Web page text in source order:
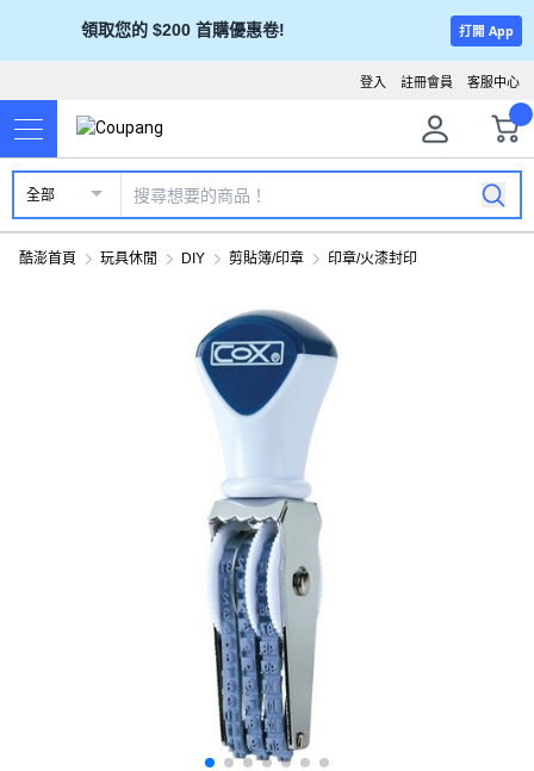
領取您的 $200 首購優惠卷! 打開 App
客服中心
註冊會員
登入
全部
酷澎首頁 玩具休閒 DIY 剪貼簿/印章 印章/火漆封印